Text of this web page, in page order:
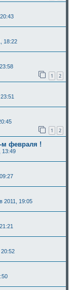
18:22
1 2
1 2
м февраля !
13:49
2011, 19:05
20:52